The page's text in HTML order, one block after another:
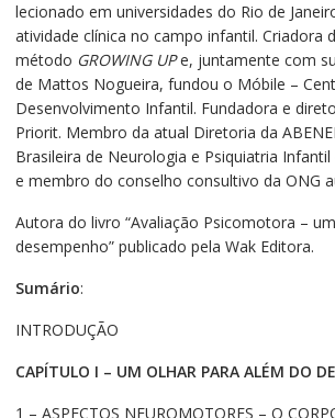
lecionado em universidades do Rio de
atividade clínica no campo infantil. Criadora
método GROWING UPe, juntamente com
de Mattos Nogueira, fundou o Móbile –
Desenvolvimento Infantil. Fundadora e
Priorit. Membro da atual Diretoria da
Brasileira de Neurologia e Psiquiatria
e membro do conselho consultivo da ONG
Autora do livro “Avaliação Psicomotora –
desempenho” publicado pela Wak Editora.
Sumário:
INTRODUÇÃO
CAPÍTULO I – UM OLHAR PARA ALÉM DO
1 – ASPECTOS NEUROMOTORES – O